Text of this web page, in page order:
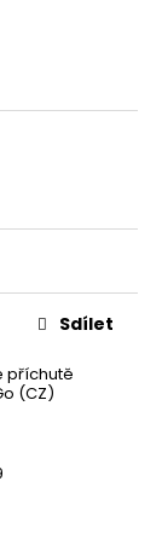
příchutě
(CZ)
Sdílet